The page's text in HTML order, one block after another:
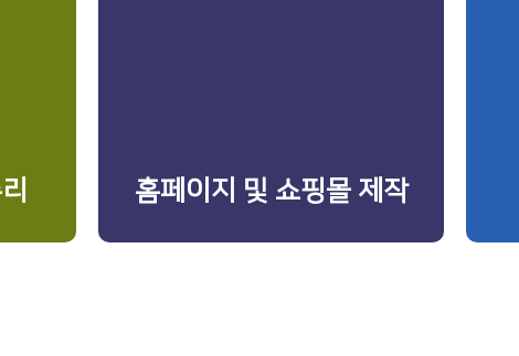
홈페이지 및 쇼핑몰 제작